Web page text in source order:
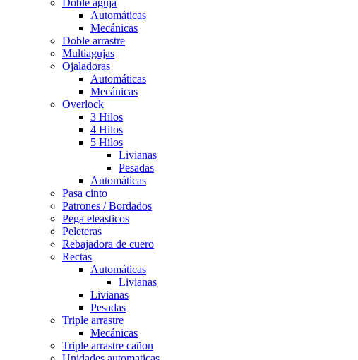
Doble aguja
Automáticas
Mecánicas
Doble arrastre
Multiagujas
Ojaladoras
Automáticas
Mecánicas
Overlock
3 Hilos
4 Hilos
5 Hilos
Livianas
Pesadas
Automáticas
Pasa cinto
Patrones / Bordados
Pega eleasticos
Peleteras
Rebajadora de cuero
Rectas
Automáticas
Livianas
Livianas
Pesadas
Triple arrastre
Mecánicas
Triple arrastre cañon